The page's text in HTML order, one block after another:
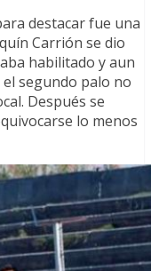
destacar fue una
Carrión se dio
habilitado y aun
segundo palo no
Después se
lo menos